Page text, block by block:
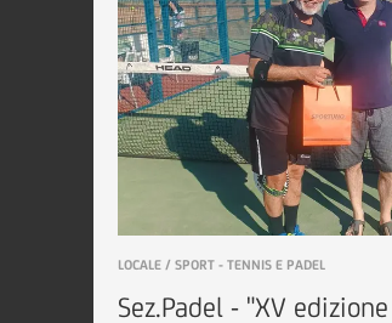
LOCALE / SPORT - TENNIS E PADEL
Sez.Padel - "XV